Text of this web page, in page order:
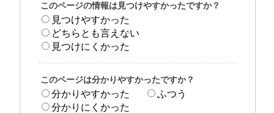
このページの情報は見つけやすかったですか？
見つけやすかった
どちらとも言えない
見つけにくかった
このページは分かりやすかったですか？
分かりやすかった
ふつう
分かりにくかった